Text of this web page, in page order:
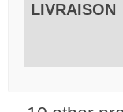
LIVRAISON